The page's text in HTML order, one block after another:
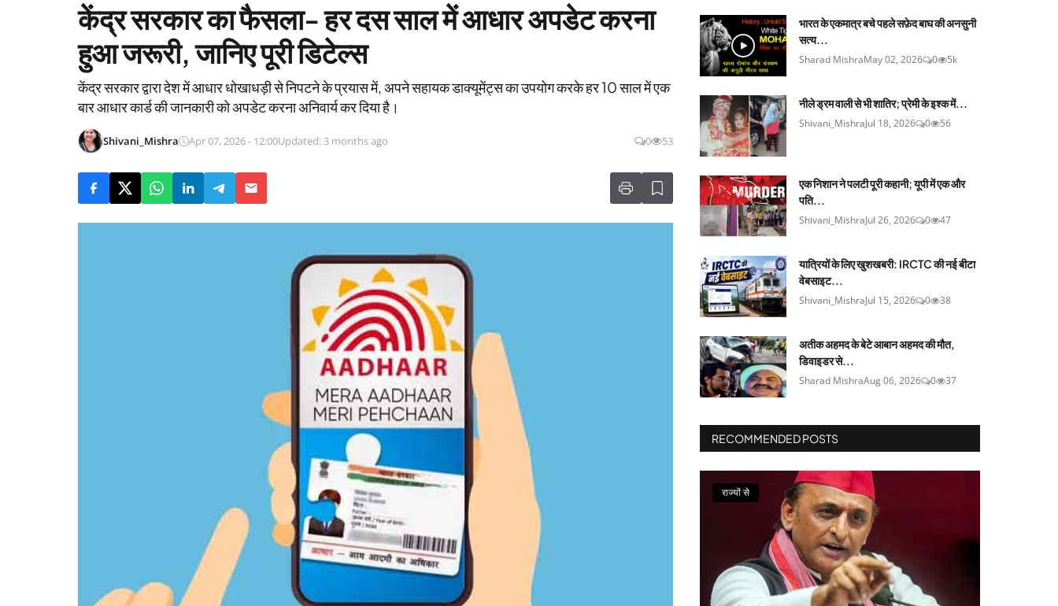
केंद्र सरकार का फैसला- हर दस साल में आधार अपडेट करना
हुआ जरूरी, जानिए पूरी डिटेल्स
केंद्र सरकार द्वारा देश में आधार धोखाधड़ी से निपटने के प्रयास में, अपने सहायक डाक्यूमेंट्स का उपयोग करके हर 10 साल में एक
बार आधार कार्ड की जानकारी को अपडेट करना अनिवार्य कर दिया है।
Shivani_Mishra Apr 07, 2026 - 12:00Updated: 3 months ago 0 53
भारत के एकमात्र बचे पहले सफ़ेद बाघ की अनसुनी
सत्य...
Sharad MishraMay 02, 2026 0 5k
नीले ड्रम वाली से भी शातिर; प्रेमी के इश्‍क में...
Shivani_MishraJul 18, 2026 0 56
एक निशान ने पलटी पूरी कहानी; यूपी में एक और
पति...
Shivani_MishraJul 26, 2026 0 47
यात्रियों के लिए खुशखबरी: IRCTC की नई बीटा
वेबसाइट...
Shivani_MishraJul 15, 2026 0 38
अतीक अहमद के बेटे आबान अहमद की मौत,
डिवाइडर से...
Sharad MishraAug 06, 2026 0 37
RECOMMENDED POSTS
राज्यों से